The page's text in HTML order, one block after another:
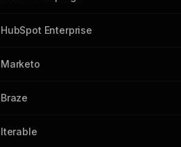
HubSpot Enterprise
Marketo
Braze
Iterable